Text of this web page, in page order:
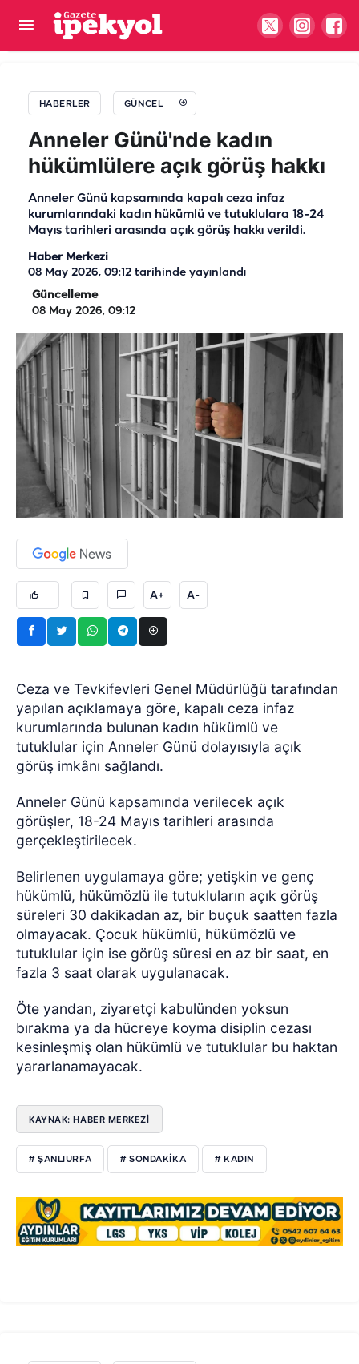
HABERLER GÜNCEL
Anneler Günü'nde kadın
hükümlülere açık görüş hakkı
Anneler Günü kapsamında kapalı ceza infaz
kurumlarındaki kadın hükümlü ve tutuklulara 18-24
Mayıs tarihleri arasında açık görüş hakkı verildi.
Haber Merkezi
08 May 2026, 09:12 tarihinde yayınlandı
Güncelleme
08 May 2026, 09:12
A+ A-
Ceza ve Tevkifevleri Genel Müdürlüğü tarafından
yapılan açıklamaya göre, kapalı ceza infaz
kurumlarında bulunan kadın hükümlü ve
tutuklular için Anneler Günü dolayısıyla açık
görüş imkânı sağlandı.
Anneler Günü kapsamında verilecek açık
görüşler, 18-24 Mayıs tarihleri arasında
gerçekleştirilecek.
Belirlenen uygulamaya göre; yetişkin ve genç
hükümlü, hükümözlü ile tutukluların açık görüş
süreleri 30 dakikadan az, bir buçuk saatten fazla
olmayacak. Çocuk hükümlü, hükümözlü ve
tutuklular için ise görüş süresi en az bir saat, en
fazla 3 saat olarak uygulanacak.
Öte yandan, ziyaretçi kabulünden yoksun
bırakma ya da hücreye koyma disiplin cezası
kesinleşmiş olan hükümlü ve tutuklular bu haktan
yararlanamayacak.
KAYNAK: HABER MERKEZİ
# ŞANLIURFA # SONDAKIKA # KADIN
Terörsüz Türkiye yasa teklifi Komisyon'dan geçti